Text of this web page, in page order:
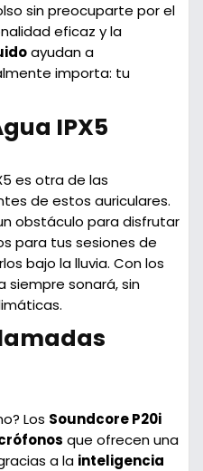
sin preocuparte por el
eficaz y la
ayudan a
importa: tu
IPX5
es otra de las
de estos auriculares.
obstáculo para disfrutar
para tus sesiones de
bajo la lluvia. Con los
siempre sonará, sin
Los Soundcore P20i
que ofrecen una
a la inteligencia